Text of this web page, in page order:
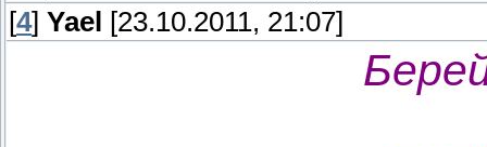
[4] Yael [23.10.2011, 21:07]